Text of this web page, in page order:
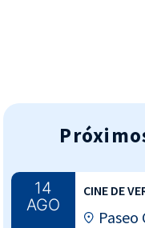
14
AGO
CINE DE
Paseo